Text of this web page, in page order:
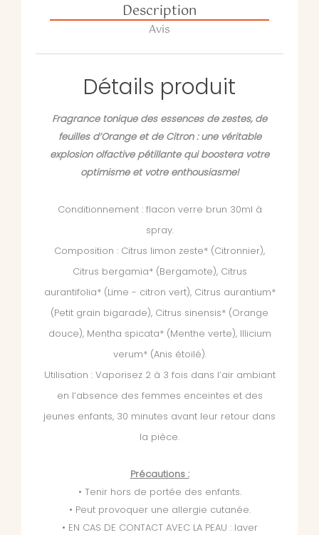
Description
Avis
Détails produit
Fragrance tonique des essences de zestes, de
feuilles d’Orange et de Citron : une véritable
explosion olfactive pétillante qui boostera votre
optimisme et votre enthousiasme!
Conditionnement : flacon verre brun 30ml à
spray.
Composition : Citrus limon zeste* (Citronnier),
Citrus bergamia* (Bergamote), Citrus
aurantifolia* (Lime - citron vert), Citrus aurantium*
(Petit grain bigarade), Citrus sinensis* (Orange
douce), Mentha spicata* (Menthe verte), Illicium
verum* (Anis étoilé).
Utilisation : Vaporisez 2 à 3 fois dans l’air ambiant
en l’absence des femmes enceintes et des
jeunes enfants, 30 minutes avant leur retour dans
la pièce.
Précautions :
• Tenir hors de portée des enfants.
• Peut provoquer une allergie cutanée.
• EN CAS DE CONTACT AVEC LA PEAU : laver